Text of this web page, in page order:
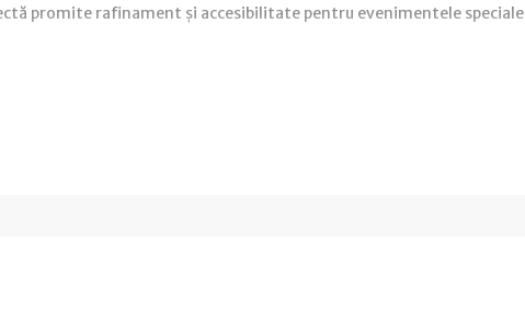
promite rafinament și accesibilitate pentru evenimentele speciale